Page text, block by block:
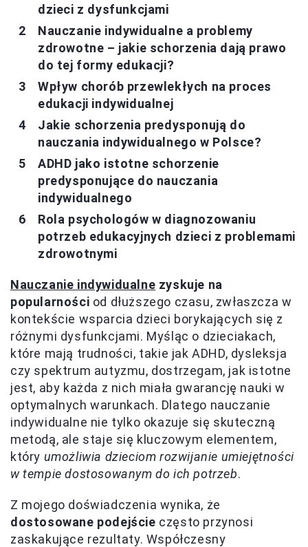
dzieci z dysfunkcjami
Nauczanie indywidualne a problemy
zdrowotne – jakie schorzenia dają prawo
do tej formy edukacji?
Wpływ chorób przewlekłych na proces
edukacji indywidualnej
Jakie schorzenia predysponują do
nauczania indywidualnego w Polsce?
ADHD jako istotne schorzenie
predysponujące do nauczania
indywidualnego
Rola psychologów w diagnozowaniu
potrzeb edukacyjnych dzieci z problemami
zdrowotnymi
Nauczanie indywidualne zyskuje na
popularności od dłuższego czasu, zwłaszcza w
kontekście wsparcia dzieci borykających się z
różnymi dysfunkcjami. Myśląc o dzieciakach,
które mają trudności, takie jak ADHD, dysleksja
czy spektrum autyzmu, dostrzegam, jak istotne
jest, aby każda z nich miała gwarancję nauki w
optymalnych warunkach. Dlatego nauczanie
indywidualne nie tylko okazuje się skuteczną
metodą, ale staje się kluczowym elementem,
który umożliwia dzieciom rozwijanie umiejętności
w tempie dostosowanym do ich potrzeb.
Z mojego doświadczenia wynika, że
dostosowane podejście często przynosi
zaskakujące rezultaty. Współczesny